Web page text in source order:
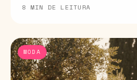
8 MIN DE LEITURA
MODA